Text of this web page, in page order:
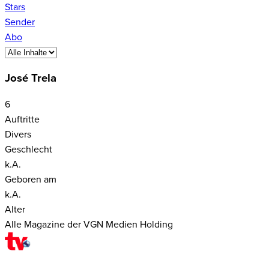
Stars
Sender
Abo
José Trela
6
Auftritte
Divers
Geschlecht
k.A.
Geboren am
k.A.
Alter
Alle Magazine der VGN Medien Holding